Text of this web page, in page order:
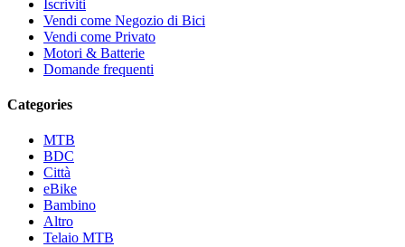
Iscriviti
Vendi come Negozio di Bici
Vendi come Privato
Motori & Batterie
Domande frequenti
Categories
MTB
BDC
Città
eBike
Bambino
Altro
Telaio MTB